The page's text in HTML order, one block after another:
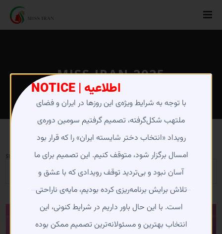
MISS IRAN 2025
SHOWING THE SINGLE RESULT
NOTICE | اطلاعیه
با توجه به شرایط ویژه‌ی این روزها در ایران و فضای
ملتهب شکل‌گرفته، تصمیم گرفتیم سومین دوره‌ی
رویداد «انتخاب دختر شایسته ایران» را که قرار بود
امسال برگزار شود، متوقف کنیم. این تصمیم برای ما
آسان نبود و بی‌تردید توقف رویدادی که با عشق و
تلاش برایش برنامه‌ریزی کرده بودیم، مایه‌ی ناراحتی
است. با این حال باور داریم در شرایط کنونی، این
انتخاب بهترین و مسئولانه‌ترین تصمیم ممکن بوده